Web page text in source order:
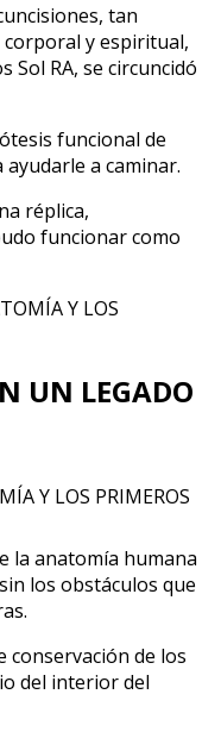
tan
y espiritual,
Sol RA, se circuncidó
funcional de
a caminar.
réplica,
funcionar como
UN LEGADO
la anatomía humana
los obstáculos que
conservación de los
del interior del